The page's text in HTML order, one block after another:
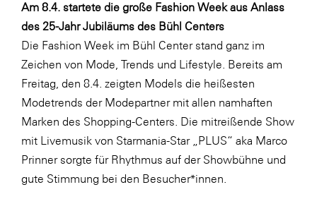
GBV - Verband gemeinnütziger
Bauvereinigungen
Getzner Werkstoffe
Heimat Österreich
ikp
Johnson & Johnson
JELD-WEN DANA
kosaplaner
Am 8.4. startete die große Fashion Week aus Anlass
des 25-Jahr Jubiläums des Bühl Centers
Die Fashion Week im Bühl Center stand ganz im
Zeichen von Mode, Trends und Lifestyle. Bereits am
Freitag, den 8.4. zeigten Models die heißesten
Modetrends der Modepartner mit allen namhaften
Marken des Shopping-Centers. Die mitreißende Show
mit Livemusik von Starmania-Star „PLUS“ aka Marco
Prinner sorgte für Rhythmus auf der Showbühne und
gute Stimmung bei den Besucher*innen.